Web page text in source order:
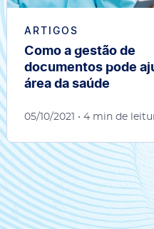
ARTIGOS
Como a gestão de
documentos pode
área da saúde
05/10/2021 • 4 min de